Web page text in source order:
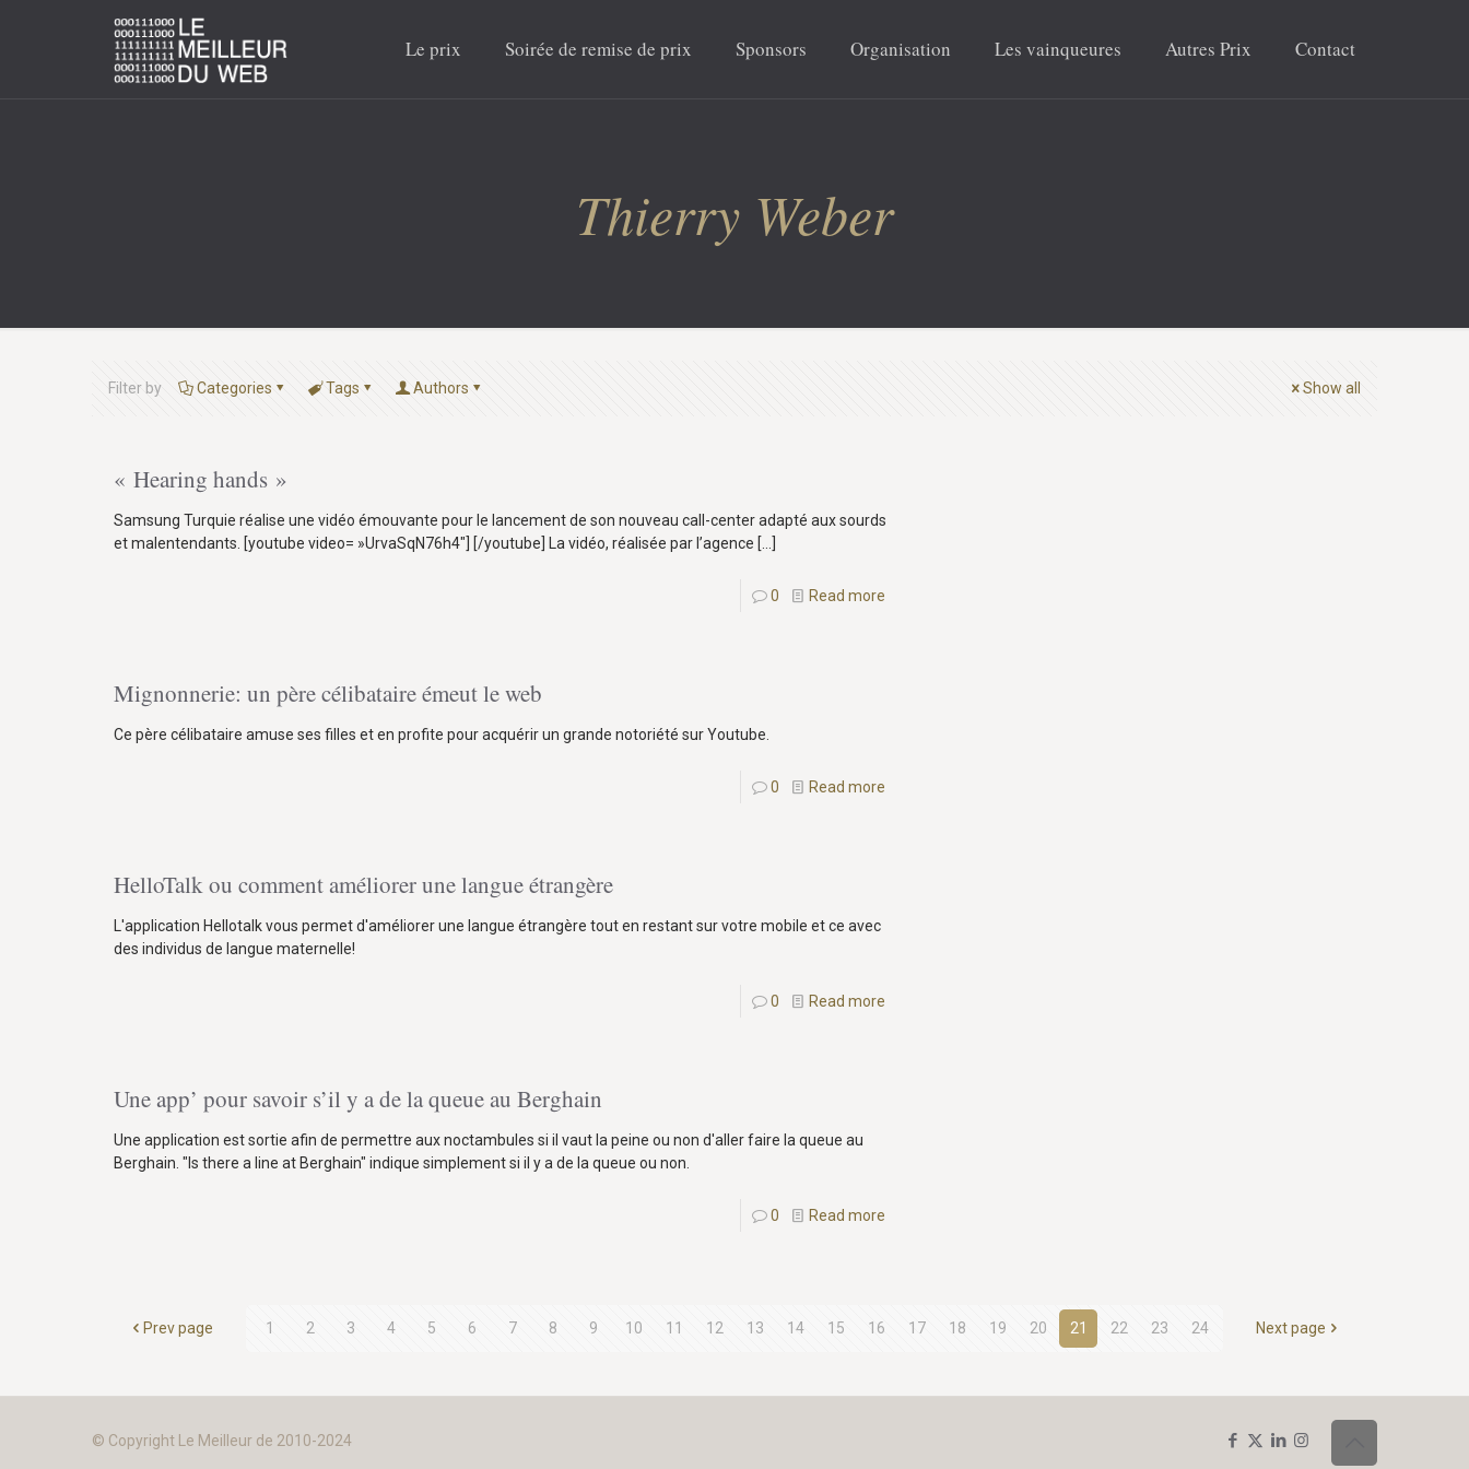
Le prix Soirée de remise de prix Sponsors Organisation Les vainqueures Autres Prix Contact
Thierry Weber
Filter by Categories Tags Authors Show all
« Hearing hands »
Samsung Turquie réalise une vidéo émouvante pour le lancement de son nouveau call-center adapté aux sourds
et malentendants. [youtube video= »UrvaSqN76h4″] [/youtube] La vidéo, réalisée par l’agence […]
0 Read more
Mignonnerie: un père célibataire émeut le web
Ce père célibataire amuse ses filles et en profite pour acquérir un grande notoriété sur Youtube.
0 Read more
HelloTalk ou comment améliorer une langue étrangère
L'application Hellotalk vous permet d'améliorer une langue étrangère tout en restant sur votre mobile et ce avec
des individus de langue maternelle!
0 Read more
Une app’ pour savoir s’il y a de la queue au Berghain
Une application est sortie afin de permettre aux noctambules si il vaut la peine ou non d'aller faire la queue au
Berghain. "Is there a line at Berghain" indique simplement si il y a de la queue ou non.
0 Read more
Prev page 1 2 3 4 5 6 7 8 9 10 11 12 13 14 15 16 17 18 19 20 21 22 23 24 Next page
© Copyright Le Meilleur de 2010-2024